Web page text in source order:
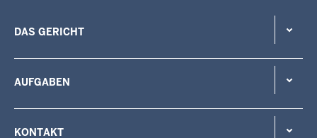
DAS GERICHT
AUFGABEN
KONTAKT